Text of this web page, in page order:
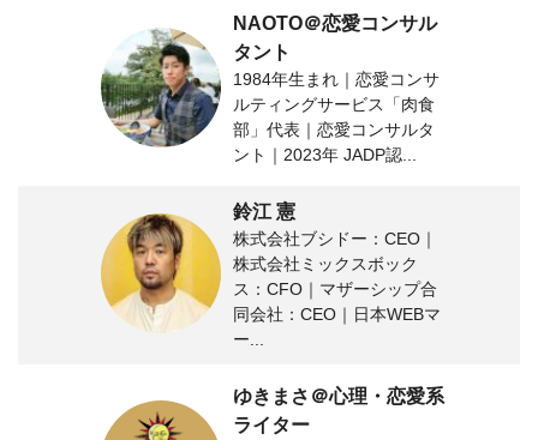
NAOTO＠恋愛コンサル
タント
1984年生まれ｜恋愛コンサ
ルティングサービス「肉食
部」代表｜恋愛コンサルタ
ント｜2023年 JADP認...
鈴江 憲
株式会社ブシドー：CEO｜
株式会社ミックスボック
ス：CFO｜マザーシップ合
同会社：CEO｜日本WEBマ
ー...
ゆきまさ＠心理・恋愛系
ライター